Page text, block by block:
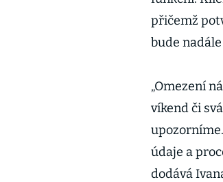
přičemž
bude
„Omezení
víkend či
údaje a
dodává